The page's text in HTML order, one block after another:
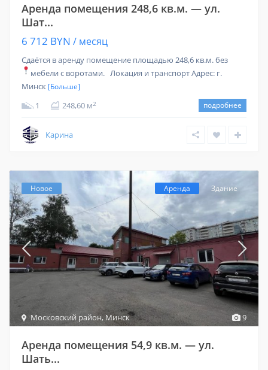
Аренда помещения 248,6 кв.м. — ул.
Шат...
6 712 BYN / месяц
Сдаётся в аренду помещение площадью 248,6 кв.м. без
мебели с воротами. Локация и транспорт Адрес: г.
Минск [Больше]
1 248,60 м2 подробнее
Карина
9
Московский район,Минск
Новое Аренда Здание
Аренда помещения 54,9 кв.м. — ул.
Шать...